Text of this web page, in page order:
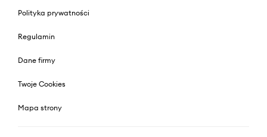
Polityka prywatności
Regulamin
Dane firmy
Twoje Cookies
Mapa strony